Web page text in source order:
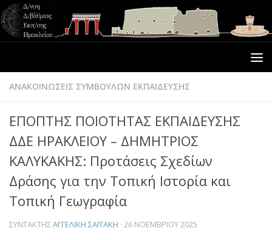
ΑΝΑΚΟΙΝΩΣΕΙΣ ΣΥΜΒΟΥΛΩΝ ΕΚΠΑΙΔΕΥΣΗΣ
ΕΠΟΠΤΗΣ ΠΟΙΟΤΗΤΑΣ ΕΚΠΑΙΔΕΥΣΗΣ
ΔΔΕ ΗΡΑΚΛΕΙΟΥ – ΔΗΜΗΤΡΙΟΣ
ΚΑΛΥΚΑΚΗΣ: Προτάσεις Σχεδίων
Δράσης για την Τοπική Ιστορία και
Τοπική Γεωγραφία
ΣΥΝΤΆΚΤΗΣΑΓΓΕΛΙΚΉ ΣΑΪΤΆΚΗ · 26 ΝΟΕΜΒΡΊΟΥ 2025